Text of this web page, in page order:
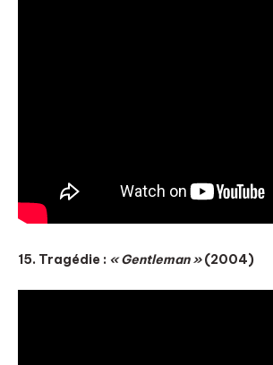
15. Tragédie : « Gentleman »(2004)